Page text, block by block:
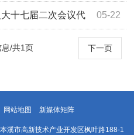
复 05-22
十七届二次会议代
下一页
/共1页
网站地图 新媒体矩阵
溪市高新技术产业开发区枫叶路188-1